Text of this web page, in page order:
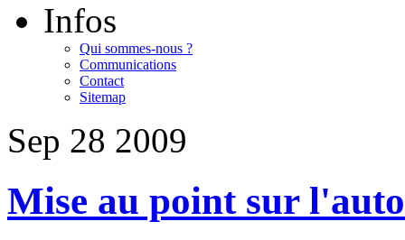
Infos
Qui sommes-nous ?
Communications
Contact
Sitemap
Sep 28 2009
Mise au point sur